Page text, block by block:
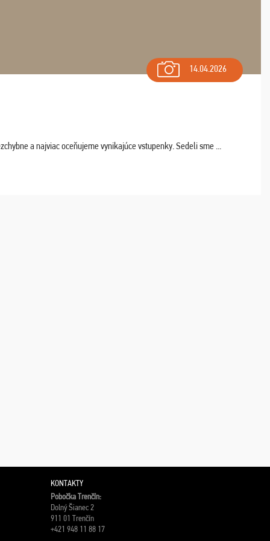
14.04.2026
a najviac oceňujeme vynikajúce vstupenky. Sedeli sme ...
KONTAKTY
Pobočka Trenčín:
Dolný Šianec 2
911 01 Trenčín
+421 948 11 88 17